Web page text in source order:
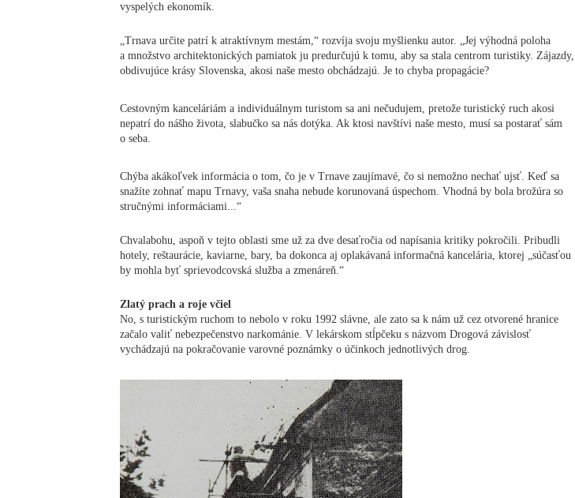
vyspelých ekonomík.
„Trnava určite patrí k atraktívnym mestám,“ rozvíja svoju myšlienku autor. „Jej výhodná poloha
a množstvo architektonických pamiatok ju predurčujú k tomu, aby sa stala centrom turistiky. Zájazdy,
obdivujúce krásy Slovenska, akosi naše mesto obchádzajú. Je to chyba propagácie?
Cestovným kanceláriám a individuálnym turistom sa ani nečudujem, pretože turistický ruch akosi
nepatrí do nášho života, slabučko sa nás dotýka. Ak ktosi navštívi naše mesto, musí sa postarať sám
o seba.
Chýba akákoľvek informácia o tom, čo je v Trnave zaujímavé, čo si nemožno nechať ujsť. Keď sa
snažíte zohnať mapu Trnavy, vaša snaha nebude korunovaná úspechom. Vhodná by bola brožúra so
stručnými informáciami...“
Chvalabohu, aspoň v tejto oblasti sme už za dve desaťročia od napísania kritiky pokročili. Pribudli
hotely, reštaurácie, kaviarne, bary, ba dokonca aj oplakávaná informačná kancelária, ktorej „súčasťou
by mohla byť sprievodcovská služba a zmenáreň.“
Zlatý prach a roje včiel
No, s turistickým ruchom to nebolo v roku 1992 slávne, ale zato sa k nám už cez otvorené hranice
začalo valiť nebezpečenstvo narkománie. V lekárskom stĺpčeku s názvom Drogová závislosť
vychádzajú na pokračovanie varovné poznámky o účinkoch jednotlivých drog.